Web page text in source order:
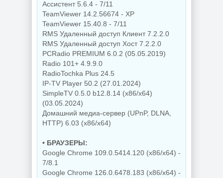
Ассистент 5.6.4 - 7/11
TeamViewer 14.2.56674 - XP
TeamViewer 15.40.8 - 7/11
RMS Удаленный доступ Клиент 7.2.2.0
RMS Удаленный доступ Хост 7.2.2.0
PCRadio PREMIUM 6.0.2 (05.05.2019)
Radio 101+ 4.9.9.0
RadioTochka Plus 24.5
IP-TV Player 50.2 (27.01.2024)
SimpleTV 0.5.0 b12.8.14 (x86/x64)
(03.05.2024)
Домашний медиа-сервер (UPnP, DLNA,
HTTP) 6.03 (x86/x64)
• БРАУЗЕРЫ:
Google Chrome 109.0.5414.120 (x86/x64) -
7/8.1
Google Chrome 126.0.6478.183 (x86/x64) -